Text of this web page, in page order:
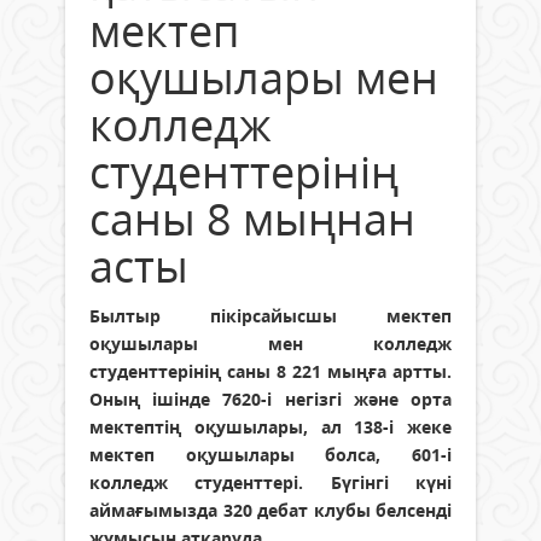
мектеп
оқушылары мен
колледж
студенттерінің
саны 8 мыңнан
асты
Былтыр пікірсайысшы мектеп
оқушылары мен колледж
студенттерінің саны 8 221 мыңға артты.
Оның ішінде 7620-і негізгі және орта
мектептің оқушылары, ал 138-і жеке
мектеп оқушылары болса, 601-і
колледж студенттері. Бүгінгі күні
аймағымызда 320 дебат клубы белсенді